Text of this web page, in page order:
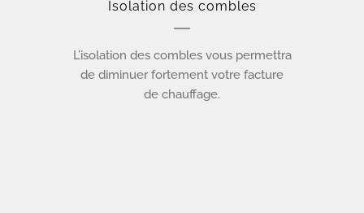
Isolation des combles
L’isolation des combles vous permettra
de diminuer fortement votre facture
de chauffage.